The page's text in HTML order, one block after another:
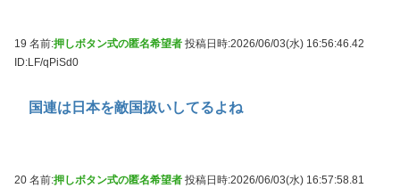
19 名前:押しボタン式の匿名希望者 投稿日時:2026/06/03(水) 16:56:46.42
ID:LF/qPiSd0
国連は日本を敵国扱いしてるよね
20 名前:押しボタン式の匿名希望者 投稿日時:2026/06/03(水) 16:57:58.81